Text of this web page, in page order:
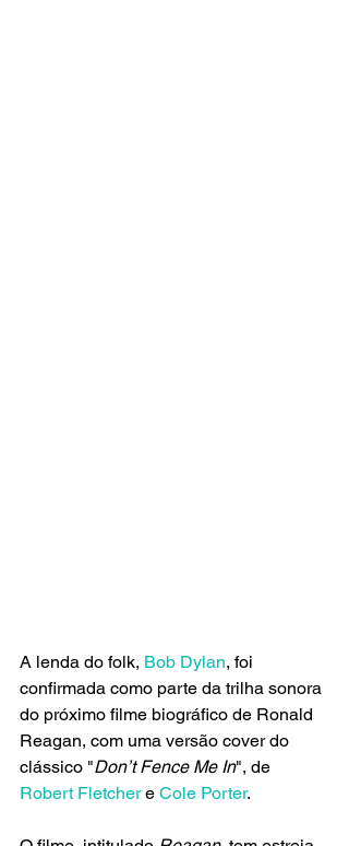
A lenda do folk, Bob Dylan, foi
confirmada como parte da trilha sonora
do próximo filme biográfico de Ronald
Reagan, com uma versão cover do
clássico "Don’t Fence Me In", de
Robert Fletcher e Cole Porter.